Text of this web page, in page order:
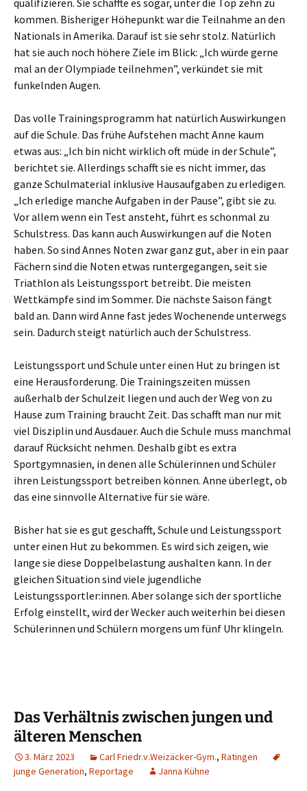
qualifizieren. Sie schaffte es sogar, unter die Top zehn zu
kommen. Bisheriger Höhepunkt war die Teilnahme an den
Nationals in Amerika. Darauf ist sie sehr stolz. Natürlich
hat sie auch noch höhere Ziele im Blick: „Ich würde gerne
mal an der Olympiade teilnehmen”, verkündet sie mit
funkelnden Augen.
Das volle Trainingsprogramm hat natürlich Auswirkungen
auf die Schule. Das frühe Aufstehen macht Anne kaum
etwas aus: „Ich bin nicht wirklich oft müde in der Schule”,
berichtet sie. Allerdings schafft sie es nicht immer, das
ganze Schulmaterial inklusive Hausaufgaben zu erledigen.
„Ich erledige manche Aufgaben in der Pause”, gibt sie zu.
Vor allem wenn ein Test ansteht, führt es schonmal zu
Schulstress. Das kann auch Auswirkungen auf die Noten
haben. So sind Annes Noten zwar ganz gut, aber in ein paar
Fächern sind die Noten etwas runtergegangen, seit sie
Triathlon als Leistungssport betreibt. Die meisten
Wettkämpfe sind im Sommer. Die nächste Saison fängt
bald an. Dann wird Anne fast jedes Wochenende unterwegs
sein. Dadurch steigt natürlich auch der Schulstress.
Leistungssport und Schule unter einen Hut zu bringen ist
eine Herausforderung. Die Trainingszeiten müssen
außerhalb der Schulzeit liegen und auch der Weg von zu
Hause zum Training braucht Zeit. Das schafft man nur mit
viel Disziplin und Ausdauer. Auch die Schule muss manchmal
darauf Rücksicht nehmen. Deshalb gibt es extra
Sportgymnasien, in denen alle Schülerinnen und Schüler
ihren Leistungssport betreiben können. Anne überlegt, ob
das eine sinnvolle Alternative für sie wäre.
Bisher hat sie es gut geschafft, Schule und Leistungssport
unter einen Hut zu bekommen. Es wird sich zeigen, wie
lange sie diese Doppelbelastung aushalten kann. In der
gleichen Situation sind viele jugendliche
Leistungssportler:innen. Aber solange sich der sportliche
Erfolg einstellt, wird der Wecker auch weiterhin bei diesen
Schülerinnen und Schülern morgens um fünf Uhr klingeln.
Das Verhältnis zwischen jungen und
älteren Menschen
3. März 2023 Carl Friedr.v.Weizäcker-Gym., Ratingen
junge Generation, Reportage Janna Kühne